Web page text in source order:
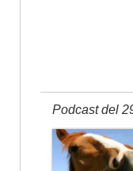
Podcast del